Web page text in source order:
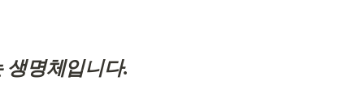
생명체입니다.